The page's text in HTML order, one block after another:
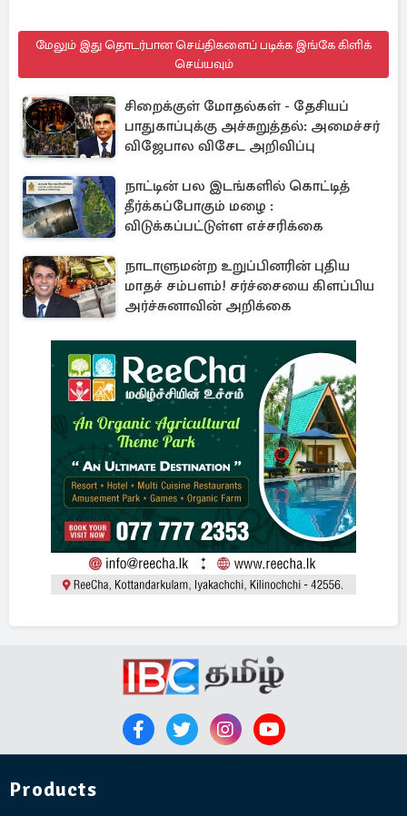
மேலும் இது தொடர்பான செய்திகளைப் படிக்க இங்கே கிளிக்
செய்யவும்
சிறைக்குள் மோதல்கள் - தேசியப்
பாதுகாப்புக்கு அச்சுறுத்தல்: அமைச்சர்
விஜேபால விசேட அறிவிப்பு
நாட்டின் பல இடங்களில் கொட்டித்
தீர்க்கப்போகும் மழை :
விடுக்கப்பட்டுள்ள எச்சரிக்கை
நாடாளுமன்ற உறுப்பினரின் புதிய
மாதச் சம்பளம்! சர்ச்சையை கிளப்பிய
அர்ச்சுனாவின் அறிக்கை
Products